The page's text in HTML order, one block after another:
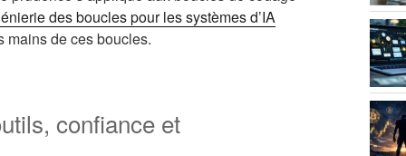
des boucles pour les systèmes d’IA
mains de ces boucles.
confiance et